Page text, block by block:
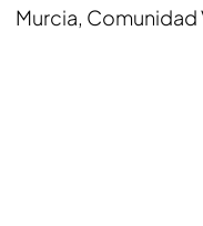
Murcia, Comunidad